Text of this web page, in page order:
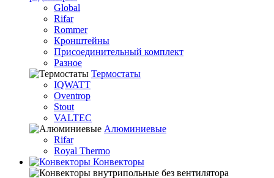
Global
Rifar
Rommer
Кронштейны
Присоединительный комплект
Разное
Термостаты
IQWATT
Oventrop
Stout
VALTEC
Алюминиевые
Rifar
Royal Thermo
Конвекторы